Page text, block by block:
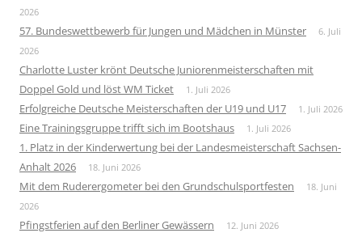
2026
57. Bundeswettbewerb für Jungen und Mädchen in Münster
6. Juli
2026
Charlotte Luster krönt Deutsche Juniorenmeisterschaften mit
Doppel Gold und löst WM Ticket
1. Juli 2026
Erfolgreiche Deutsche Meisterschaften der U19 und U17 1. Juli 2026
Eine Trainingsgruppe trifft sich im Bootshaus 1. Juli 2026
1. Platz in der Kinderwertung bei der Landesmeisterschaft Sachsen-
Anhalt 2026
18. Juni 2026
Mit dem Ruderergometer bei den Grundschulsportfesten
18. Juni
2026
Pfingstferien auf den Berliner Gewässern 12. Juni 2026